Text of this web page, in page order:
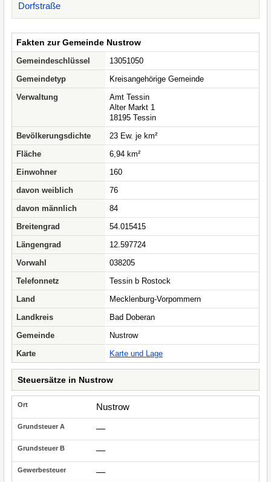
Dorfstraße
Fakten zur Gemeinde Nustrow
Gemeindeschlüssel
13051050
Gemeindetyp
Kreisangehörige Gemeinde
Verwaltung
Amt Tessin
Alter Markt 1
18195 Tessin
Bevölkerungsdichte
23 Ew. je km²
Fläche
6,94 km²
Einwohner
160
davon weiblich
76
davon männlich
84
Breitengrad
54.015415
Längengrad
12.597724
Vorwahl
038205
Telefonnetz
Tessin b Rostock
Land
Mecklenburg-Vorpommern
Landkreis
Bad Doberan
Gemeinde
Nustrow
Karte
Karte und Lage
Steuersätze in Nustrow
Nustrow
—
—
—